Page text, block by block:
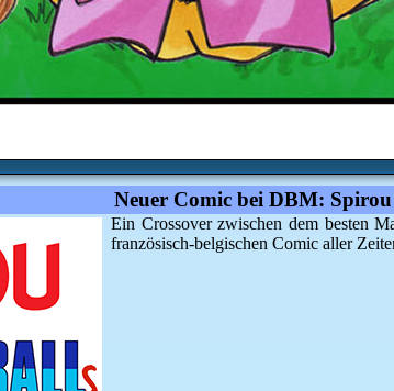
Neuer Comic bei DBM:
Ein Crossover zwischen dem besten
französisch-belgischen Comic aller